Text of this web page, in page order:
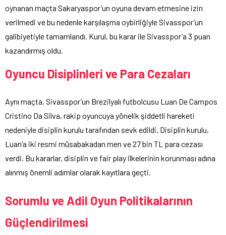
oynanan maçta Sakaryaspor’un oyuna devam etmesine izin
verilmedi ve bu nedenle karşılaşma oybirliğiyle Sivasspor’un
galibiyetiyle tamamlandı. Kurul, bu karar ile Sivasspor’a 3 puan
kazandırmış oldu.
Oyuncu Disiplinleri ve Para Cezaları
Aynı maçta, Sivasspor’un Brezilyalı futbolcusu Luan De Campos
Cristino Da Silva, rakip oyuncuya yönelik şiddetli hareketi
nedeniyle disiplin kurulu tarafından sevk edildi. Disiplin kurulu,
Luan’a iki resmi müsabakadan men ve 27 bin TL para cezası
verdi. Bu kararlar, disiplin ve fair play ilkelerinin korunması adına
alınmış önemli adımlar olarak kayıtlara geçti.
Sorumlu ve Adil Oyun Politikalarının
Güçlendirilmesi